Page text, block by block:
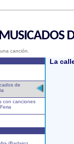
canción.
de
con canciones
La